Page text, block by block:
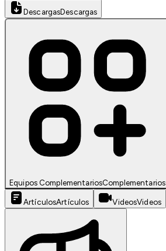
DescargasDescargas
Equipos ComplementariosComplementarios
ArtículosArtículos VideosVideos